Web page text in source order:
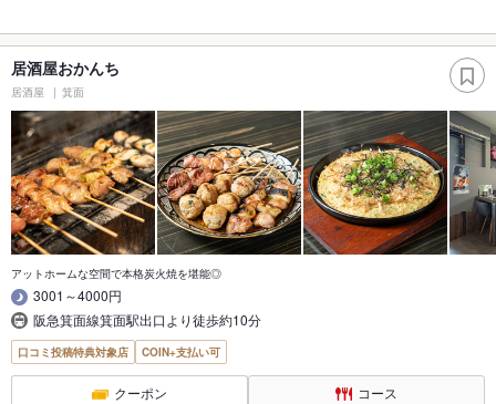
居酒屋おかんち
居酒屋 箕面
アットホームな空間で本格炭火焼を堪能◎
3001～4000円
阪急箕面線箕面駅出口より徒歩約10分
口コミ投稿特典対象店 COIN+支払い可
クーポン コース